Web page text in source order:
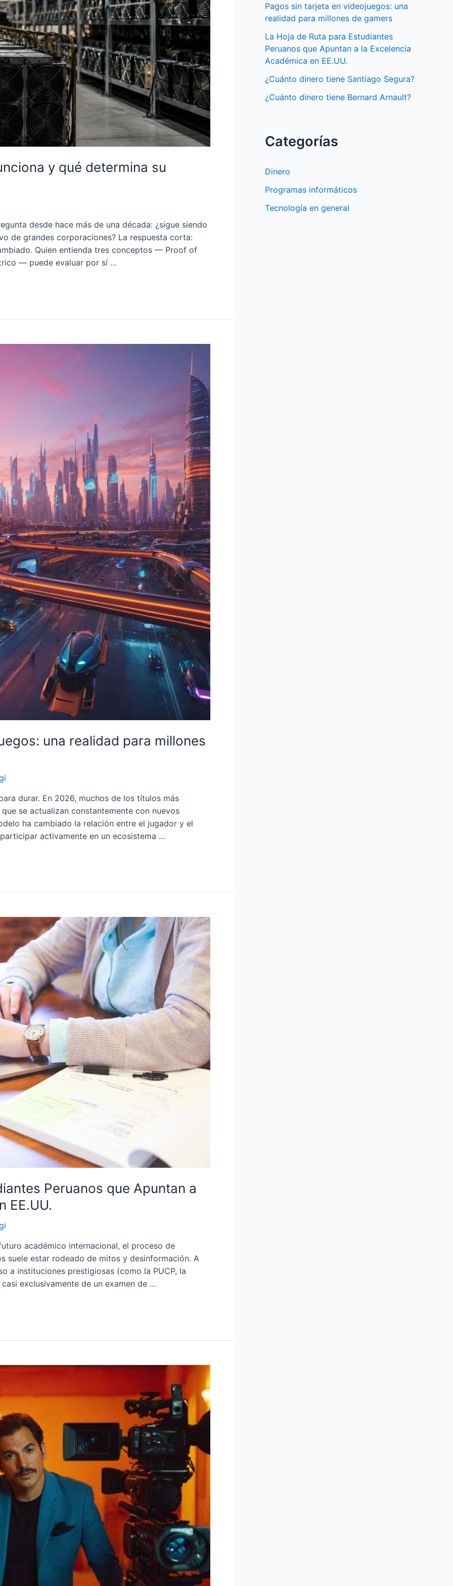
y qué determina su
desde hace más de una década: ¿sigue siendo
de grandes corporaciones? La respuesta corta:
Quien entienda tres conceptos — Proof of
— puede evaluar por sí …
una realidad para millones
durar. En 2026, muchos de los títulos más
se actualizan constantemente con nuevos
ha cambiado la relación entre el jugador y el
activamente en un ecosistema …
Peruanos que Apuntan a
EE.UU.
académico internacional, el proceso de
suele estar rodeado de mitos y desinformación. A
a instituciones prestigiosas (como la PUCP, la
exclusivamente de un examen de …
Pagos sin tarjeta en videojuegos: una
realidad para millones de gamers
La Hoja de Ruta para Estudiantes
Peruanos que Apuntan a la Excelencia
Académica en EE.UU.
¿Cuánto dinero tiene Santiago Segura?
¿Cuánto dinero tiene Bernard Arnault?
Categorías
Dinero
Programas informáticos
Tecnología en general